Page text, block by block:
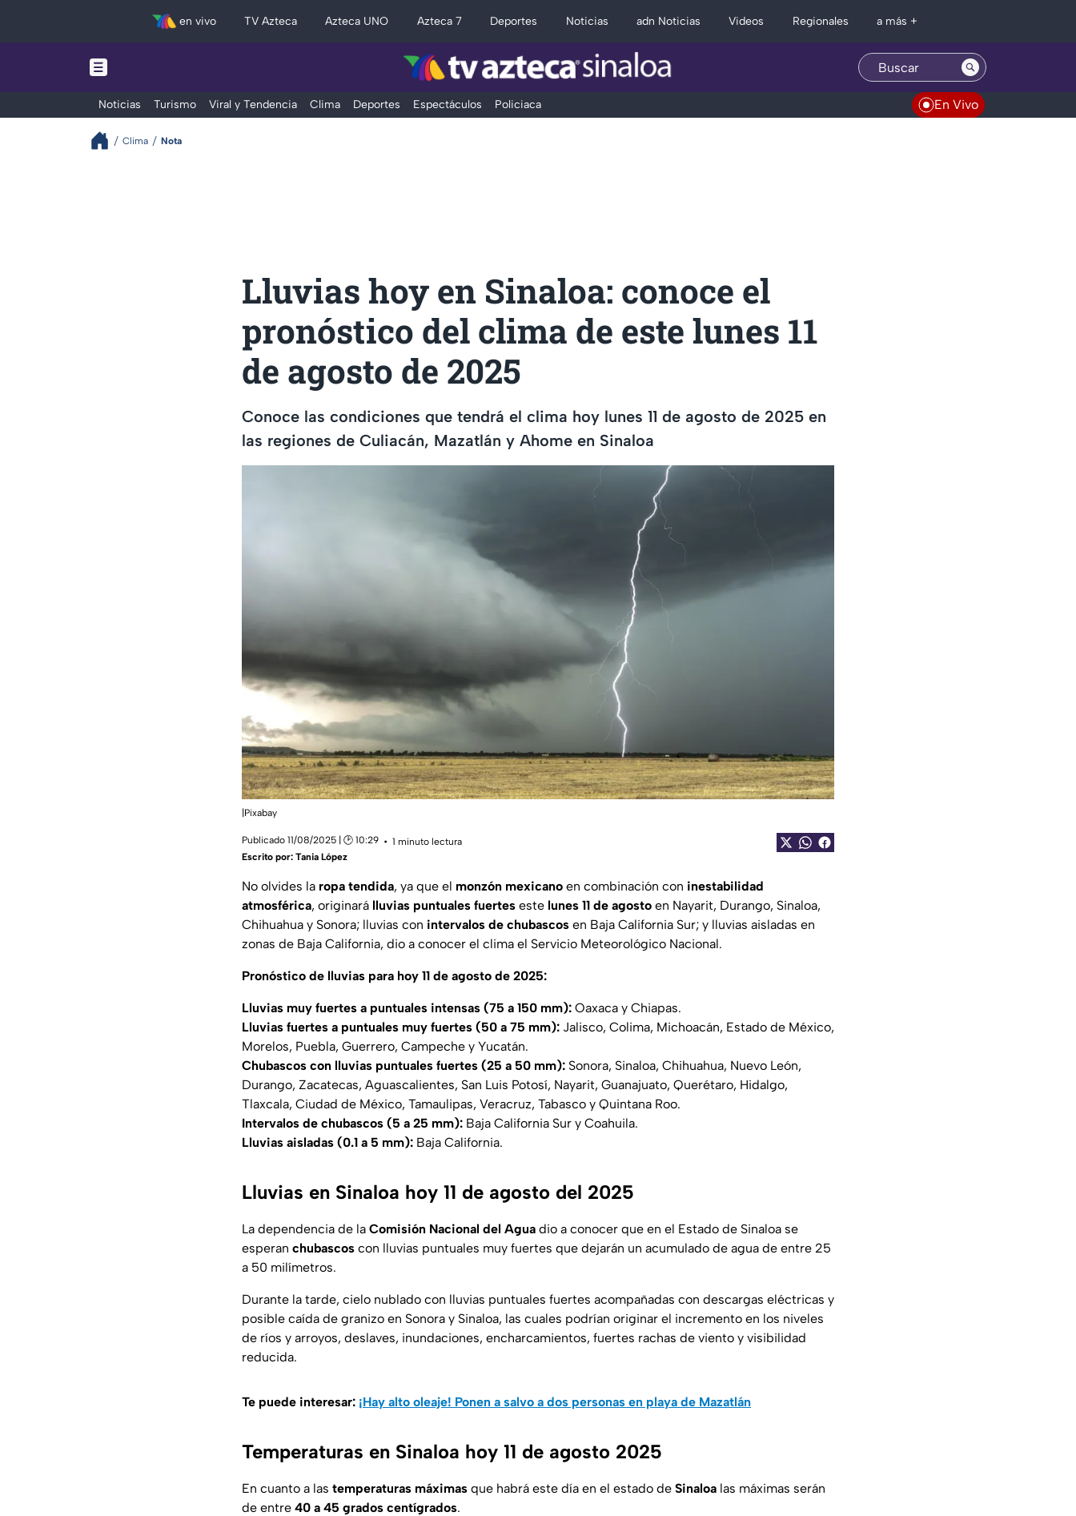
en vivo TV Azteca Azteca UNO Azteca 7 Deportes Noticias adn Noticias Videos Regionales a más +
Noticias Turismo Viral y Tendencia Clima Deportes Espectáculos Policiaca En Vivo
Clima Nota
Lluvias hoy en Sinaloa: conoce el
pronóstico del clima de este lunes 11
de agosto de 2025
Conoce las condiciones que tendrá el clima hoy lunes 11 de agosto de 2025 en
las regiones de Culiacán, Mazatlán y Ahome en Sinaloa
|Pixabay
Publicado 11/08/2025 | 🕑 10:29
1 minuto lectura
Escrito por: Tania López
No olvides la ropa tendida, ya que el monzón mexicano en combinación con inestabilidad
atmosférica, originará lluvias puntuales fuertes este lunes 11 de agosto en Nayarit, Durango, Sinaloa,
Chihuahua y Sonora; lluvias con intervalos de chubascos en Baja California Sur; y lluvias aisladas en
zonas de Baja California, dio a conocer el clima el Servicio Meteorológico Nacional.
Pronóstico de lluvias para hoy 11 de agosto de 2025:
Lluvias muy fuertes a puntuales intensas (75 a 150 mm): Oaxaca y Chiapas.
Lluvias fuertes a puntuales muy fuertes (50 a 75 mm): Jalisco, Colima, Michoacán, Estado de México,
Morelos, Puebla, Guerrero, Campeche y Yucatán.
Chubascos con lluvias puntuales fuertes (25 a 50 mm): Sonora, Sinaloa, Chihuahua, Nuevo León,
Durango, Zacatecas, Aguascalientes, San Luis Potosí, Nayarit, Guanajuato, Querétaro, Hidalgo,
Tlaxcala, Ciudad de México, Tamaulipas, Veracruz, Tabasco y Quintana Roo.
Intervalos de chubascos (5 a 25 mm): Baja California Sur y Coahuila.
Lluvias aisladas (0.1 a 5 mm): Baja California.
Lluvias en Sinaloa hoy 11 de agosto del 2025
La dependencia de la Comisión Nacional del Agua dio a conocer que en el Estado de Sinaloa se
esperan chubascos con lluvias puntuales muy fuertes que dejarán un acumulado de agua de entre 25
a 50 milímetros.
Durante la tarde, cielo nublado con lluvias puntuales fuertes acompañadas con descargas eléctricas y
posible caída de granizo en Sonora y Sinaloa, las cuales podrían originar el incremento en los niveles
de ríos y arroyos, deslaves, inundaciones, encharcamientos, fuertes rachas de viento y visibilidad
reducida.
Te puede interesar: ¡Hay alto oleaje! Ponen a salvo a dos personas en playa de Mazatlán
Temperaturas en Sinaloa hoy 11 de agosto 2025
En cuanto a las temperaturas máximas que habrá este día en el estado de Sinaloa las máximas serán
de entre 40 a 45 grados centígrados.